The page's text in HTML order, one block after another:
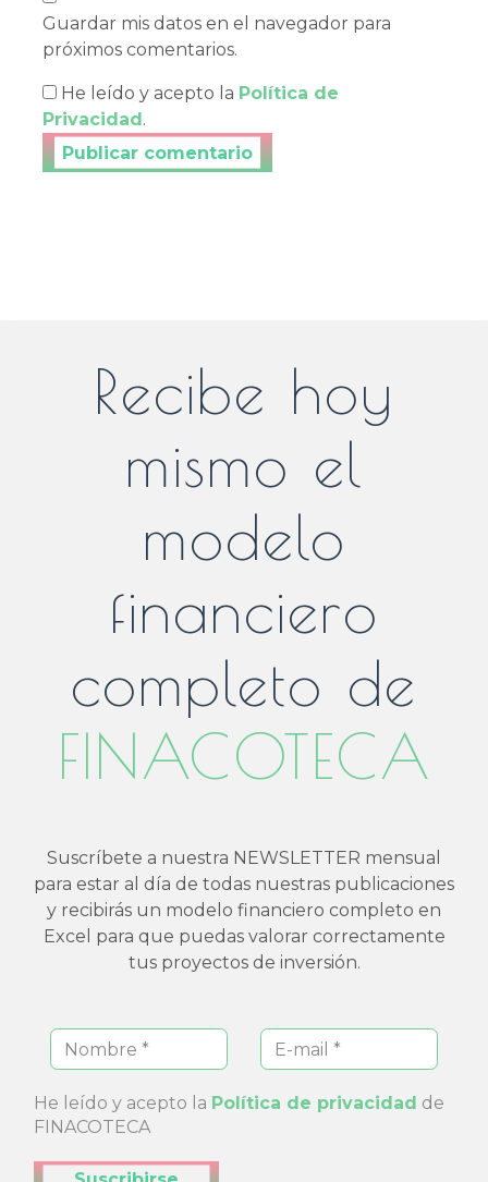
Guardar mis datos en el navegador para
próximos comentarios.
He leído y acepto la Política de
Privacidad .
Publicar tu comentario
Recibe hoy
mismo el
modelo
financiero
completo de
FINACOTECA
Suscríbete a nuestra NEWSLETTER mensual
para estar al día de todas nuestras publicaciones
y recibirás un modelo financiero completo en
Excel para que puedas valorar correctamente
tus proyectos de inversión.
He leído y acepto la Política de privacidad de
FINACOTECA